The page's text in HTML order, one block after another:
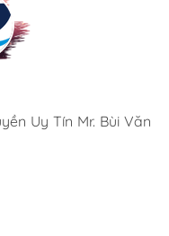
Uy Tín Mr. Bùi Văn
chuyên nghiệp
tốt ngay tại Việt